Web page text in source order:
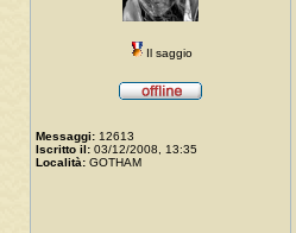
Il saggio
Messaggi: 12613
Iscritto il: 03/12/2008, 13:35
Località: GOTHAM